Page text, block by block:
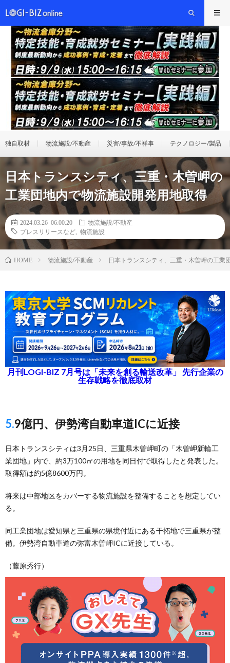
独自取材 物流施設/不動産 災害/事故/不祥事 テクノロジー/製品
日本トランスシティ、三重・木曽岬の
工業団地内で物流施設開発用地取得
2024.03.26 06:00:20
物流施設/不動産
プレスリリースなど
物流施設
HOME 物流施設/不動産 日本トランスシティ、三重・木曽岬の工業
月刊LOGI-BIZ 7月号は「未来を創る輸送改革」 先行企業の
生存戦略を徹底取材
5.9億円、伊勢湾自動車道ICに近接
日本トランスシティは3月25日、三重県木曽岬町の「木曽岬新輪工
業団地」内で、約3万100㎡の用地を同日付で取得したと発表した。
取得額は約5億8600万円。
将来は中部地区をカバーする物流施設を整備することを想定してい
る。
同工業団地は愛知県と三重県の県境付近にある干拓地で三重県が整
備。伊勢湾自動車道の弥富木曽岬ICに近接している。
（藤原秀行）